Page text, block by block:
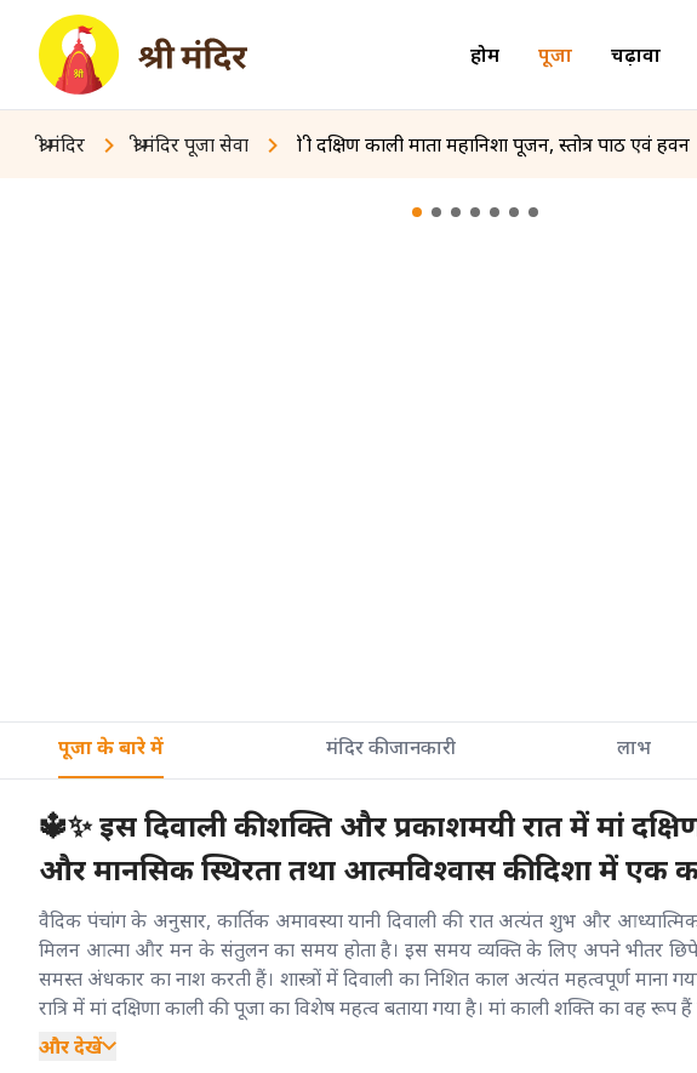
होम पूजा चढ़ावा
श्री मंदिर श्री मंदिर पूजा सेवा श्री श्री दक्षिण काली माता महानिशा पूजन, स्तोत्र पाठ एवं हवन
पूजा के बारे में मंदिर की जानकारी लाभ
🔱✨ इस दिवाली की शक्ति और प्रकाशमयी रात में मां
और मानसिक स्थिरता तथा आत्मविश्वास की दिशा में
वैदिक पंचांग के अनुसार, कार्तिक अमावस्या यानी दिवाली की रात अत्यंत शुभ और
मिलन आत्मा और मन के संतुलन का समय होता है। इस समय व्यक्ति के लिए अपने भीतर
समस्त अंधकार का नाश करती हैं। शास्त्रों में दिवाली का निशित काल अत्यंत महत्वपूर्ण
रात्रि में मां दक्षिणा काली की पूजा का विशेष महत्व बताया गया है। मां काली शक्ति का वह
और देखें